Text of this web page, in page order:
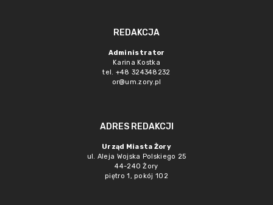
REDAKCJA
Administrator
Karina Kostka
tel. +48 324348232
or@um.zory.pl
ADRES REDAKCJI
Urząd Miasta Żory
ul. Aleja Wojska Polskiego 25
44-240 Żory
piętro 1, pokój 102